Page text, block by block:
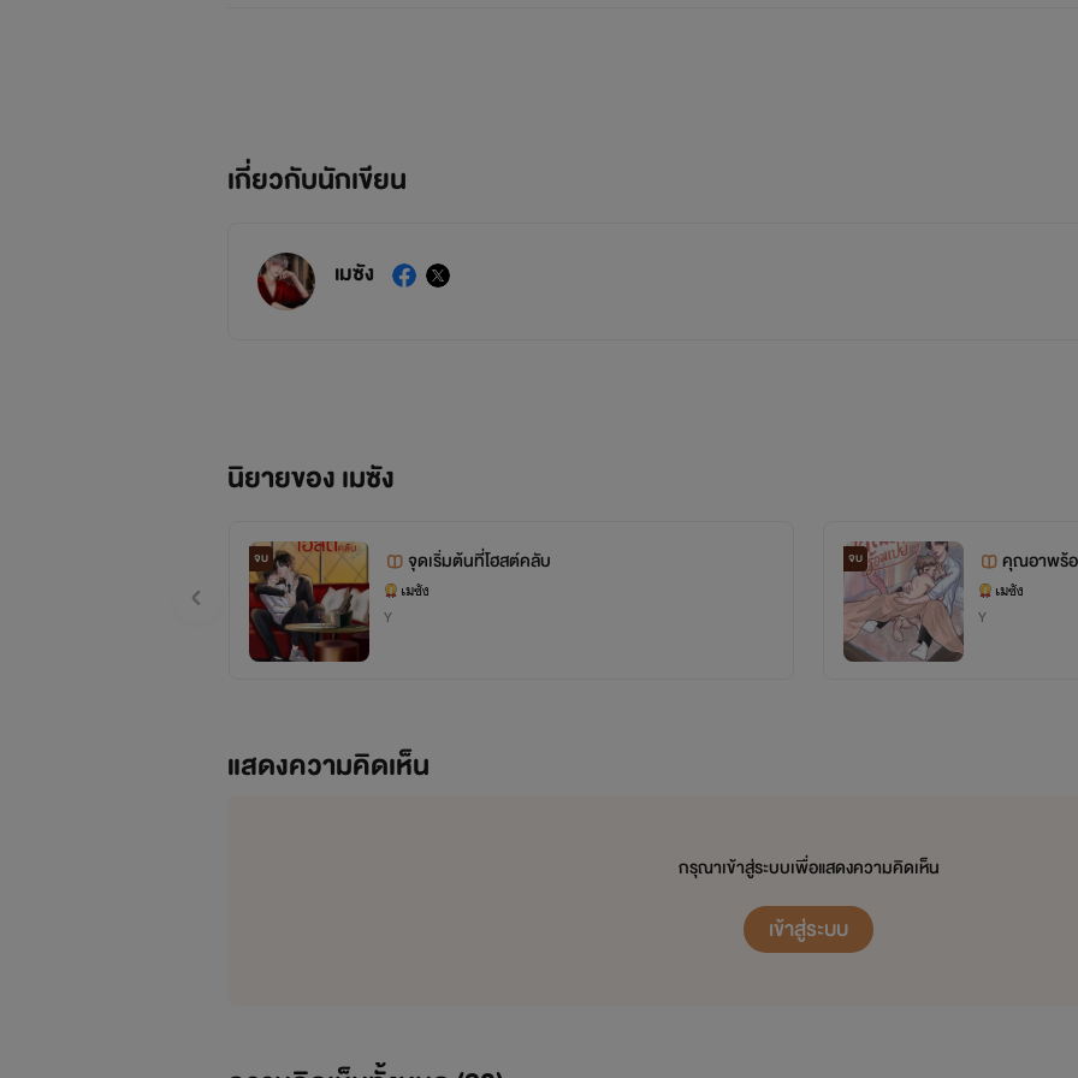
เกี่ยวกับนักเขียน
เมซัง
นิยายของ เมซัง
จบ จุดเริ่มต้นที่โฮสต์คลับ
เมซัง
Y
จบ
เมซัง
Y
แสดงความคิดเห็น
กรุณาเข้าสู่ระบบเพื่อแสดงความคิดเห็น
เข้าสู่ระบบ